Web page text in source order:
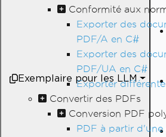
Conformité aux
Exporter des
PDF/A en C#
Exporter des
PDF/UA en C#
Exporter
Convertir des PDFs
Conversion PDF
PDF à partir d'une
Exemplaire pour les LLM